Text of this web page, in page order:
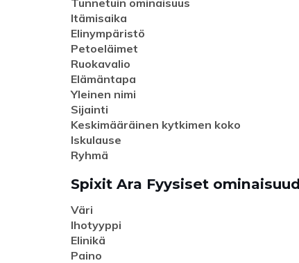
Tunnetuin ominaisuus
Itämisaika
Elinympäristö
Petoeläimet
Ruokavalio
Elämäntapa
Yleinen nimi
Sijainti
Keskimääräinen kytkimen koko
Iskulause
Ryhmä
Spixit Ara Fyysiset
Väri
Ihotyyppi
Elinikä
Paino